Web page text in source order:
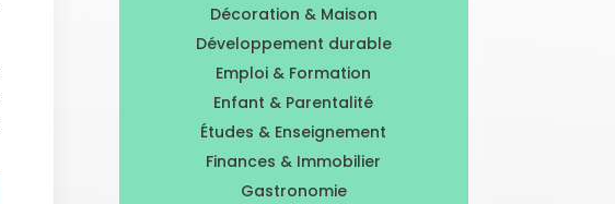
Décoration & Maison
Développement durable
Emploi & Formation
Enfant & Parentalité
Études & Enseignement
Finances & Immobilier
Gastronomie